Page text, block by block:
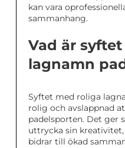
kan vara
sammanhang.
Vad är
lagnamn
Syftet med roliga
rolig och avslappnad
padelsporten. Det ger
uttrycka sin
bidrar till ökad